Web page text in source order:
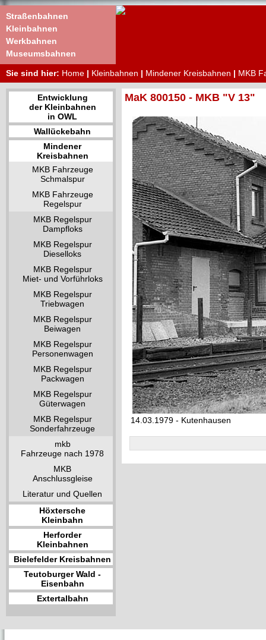
Straßenbahnen
Kleinbahnen
Werkbahnen
Museumsbahnen
Sie sind hier: Home | Kleinbahnen | Mindener Kreisbahnen | MKB
Entwicklung
der Kleinbahnen
in OWL
Wallückebahn
Mindener
Kreisbahnen
MKB Fahrzeuge
Schmalspur
MKB Fahrzeuge
Regelspur
MKB Regelspur
Dampfloks
MKB Regelspur
Dieselloks
MKB Regelspur
Miet- und Vorführloks
MKB Regelspur
Triebwagen
MKB Regelspur
Beiwagen
MKB Regelspur
Personenwagen
MKB Regelspur
Packwagen
MKB Regelspur
Güterwagen
MKB Regelspur
Sonderfahrzeuge
mkb
Fahrzeuge nach 1978
MKB
Anschlussgleise
Literatur und Quellen
Höxtersche
Kleinbahn
Herforder
Kleinbahnen
Bielefelder Kreisbahnen
Teutoburger Wald -
Eisenbahn
Extertalbahn
MaK 800150 - MKB "V 13"
14.03.1979 - Kutenhausen